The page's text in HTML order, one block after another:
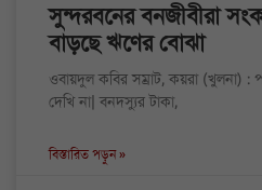
সুন্দরবনের বনজীবীরা
বাড়ছে ঋণের বোঝা
ওবায়দুল কবির সম্রাট, কয়রা (খুলনা) :
দেখি না| বনদস্যুর টাকা,
বিস্তারিত পড়ুন »